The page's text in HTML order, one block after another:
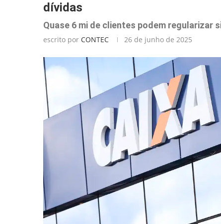
dívidas
Quase 6 mi de clientes podem regularizar
escrito por CONTEC 26 de junho de 2025